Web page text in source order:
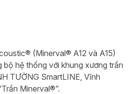
(Minerval® A12 và A15)
hệ thống với khung xương trần
TƯỜNG SmartLINE, Vĩnh
Minerval®”.